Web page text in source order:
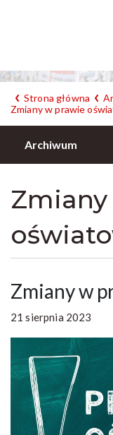
Strona główna
Zmiany w prawie
Archiwum
Zmiany w
21 sierpnia 2023